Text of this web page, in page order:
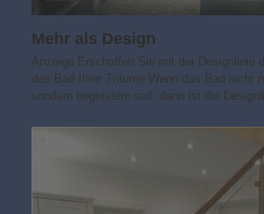
Mehr als Design
Anzeige Erschaffen Sie mit der Designlinie
das Bad Ihrer Träume Wenn das Bad nicht
sondern begeistern soll, dann ist die